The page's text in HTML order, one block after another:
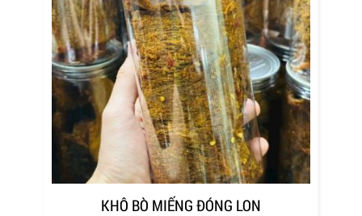
KHÔ BÒ MIẾNG ĐÓNG LON